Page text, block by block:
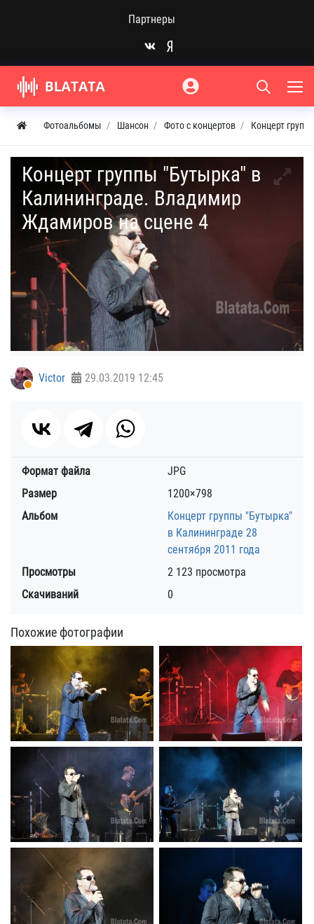
Партнеры
Фотоальбомы Шансон Фото с концертов Концерт
Концерт группы "Бутырка" в
Калининграде. Владимир
Ждамиров на сцене 4
Victor 29.03.2019 12:45
Формат файла
JPG
Размер
1200×798
Альбом
Концерт группы "Бутырка"
в Калининграде 28
сентября 2011 года
Просмотры
2 123 просмотра
Скачиваний
0
Похожие фотографии